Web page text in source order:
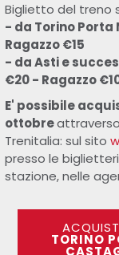
Biglietto del treno
- da Torino Porta
Ragazzo €15
- da Asti e
€20 - Ragazzo
E' possibile
ottobre
Trenitalia: sul sito
presso le
stazione, nelle
TORINO